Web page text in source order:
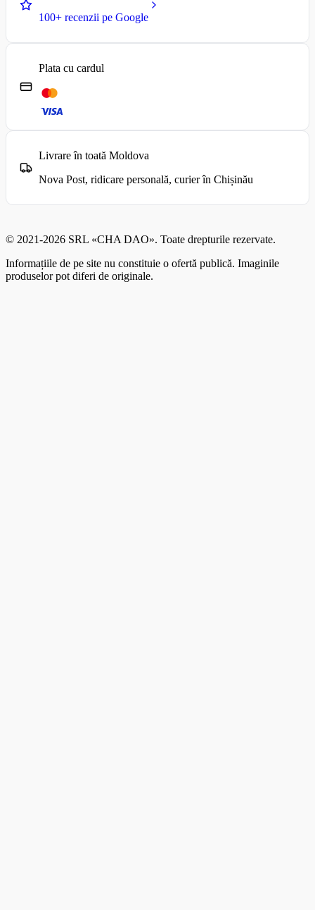
100+ recenzii pe Google
Plata cu cardul
Livrare în toată Moldova
Nova Post, ridicare personală, curier în Chișinău
© 2021-2026 SRL «CHA DAO». Toate drepturile rezervate.
Informațiile de pe site nu constituie o ofertă publică. Imaginile
produselor pot diferi de originale.